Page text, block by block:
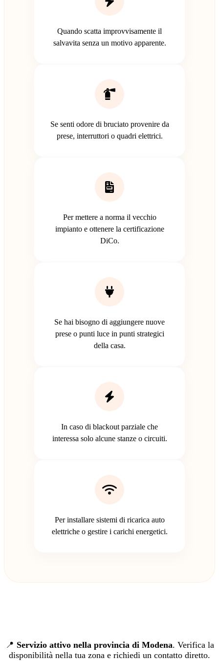
Quando scatta improvvisamente il
salvavita senza un motivo apparente.
Se senti odore di bruciato provenire da
prese, interruttori o quadri elettrici.
Per mettere a norma il vecchio
impianto e ottenere la certificazione
DiCo.
Se hai bisogno di aggiungere nuove
prese o punti luce in punti strategici
della casa.
In caso di blackout parziale che
interessa solo alcune stanze o circuiti.
Per installare sistemi di ricarica auto
elettriche o gestire i carichi energetici.
📍 Servizio attivo nella provincia di Modena. Verifica la
disponibilità nella tua zona e richiedi un contatto diretto.